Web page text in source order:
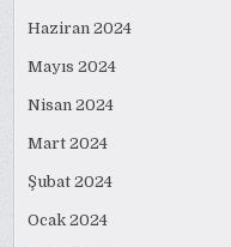
Haziran 2024
Mayıs 2024
Nisan 2024
Mart 2024
Şubat 2024
Ocak 2024